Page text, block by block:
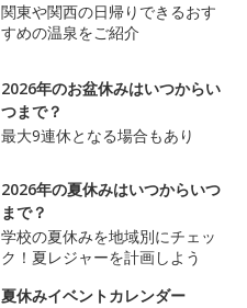
関東や関西の日帰りできるおす
すめの温泉をご紹介
2026年のお盆休みはいつからい
つまで？
最大9連休となる場合もあり
2026年の夏休みはいつからいつ
まで？
学校の夏休みを地域別にチェッ
ク！夏レジャーを計画しよう
夏休みイベントカレンダー